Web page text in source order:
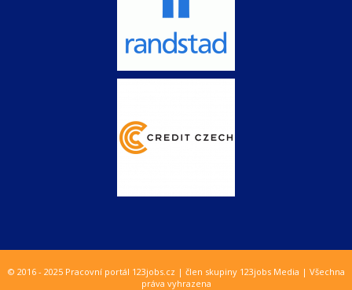
© 2016 - 2025 Pracovní portál 123jobs.cz | člen skupiny 123jobs Media | Všechna
práva vyhrazena